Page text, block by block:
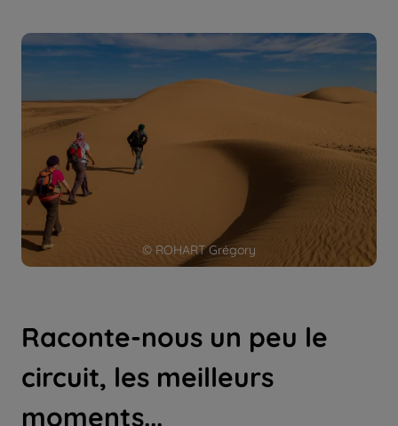
© ROHART Grégory
Raconte-nous un peu le
circuit, les meilleurs
moments...